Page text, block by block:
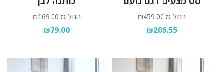
החל מ ₪459.00
₪206.55
החל מ ₪169.00
₪79.00